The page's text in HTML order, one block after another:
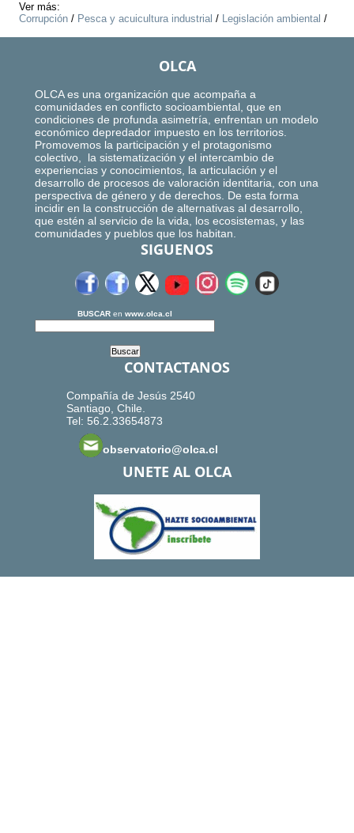
Ver más:
Corrupción / Pesca y acuicultura industrial / Legislación ambiental /
OLCA
OLCA es una organización que acompaña a
comunidades en conflicto socioambiental, que en
condiciones de profunda asimetría, enfrentan un modelo
económico depredador impuesto en los territorios.
Promovemos la participación y el protagonismo
colectivo, la sistematización y el intercambio de
experiencias y conocimientos, la articulación y el
desarrollo de procesos de valoración identitaria, con una
perspectiva de género y de derechos. De esta forma
incidir en la construcción de alternativas al desarrollo,
que estén al servicio de la vida, los ecosistemas, y las
comunidades y pueblos que los habitan.
SIGUENOS
BUSCAR en www.olca.cl
CONTACTANOS
Compañía de Jesús 2540
Santiago, Chile.
Tel: 56.2.33654873
observatorio@olca.cl
UNETE AL OLCA